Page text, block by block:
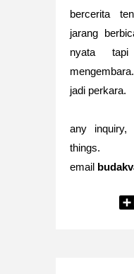
bercerita
jarang
nyata tapi
jadi perkara.
any inquiry,
things.
email